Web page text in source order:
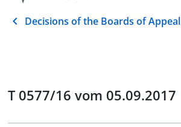
Decisions of the Boards of Appeal
T 0577/16 vom 05.09.2017